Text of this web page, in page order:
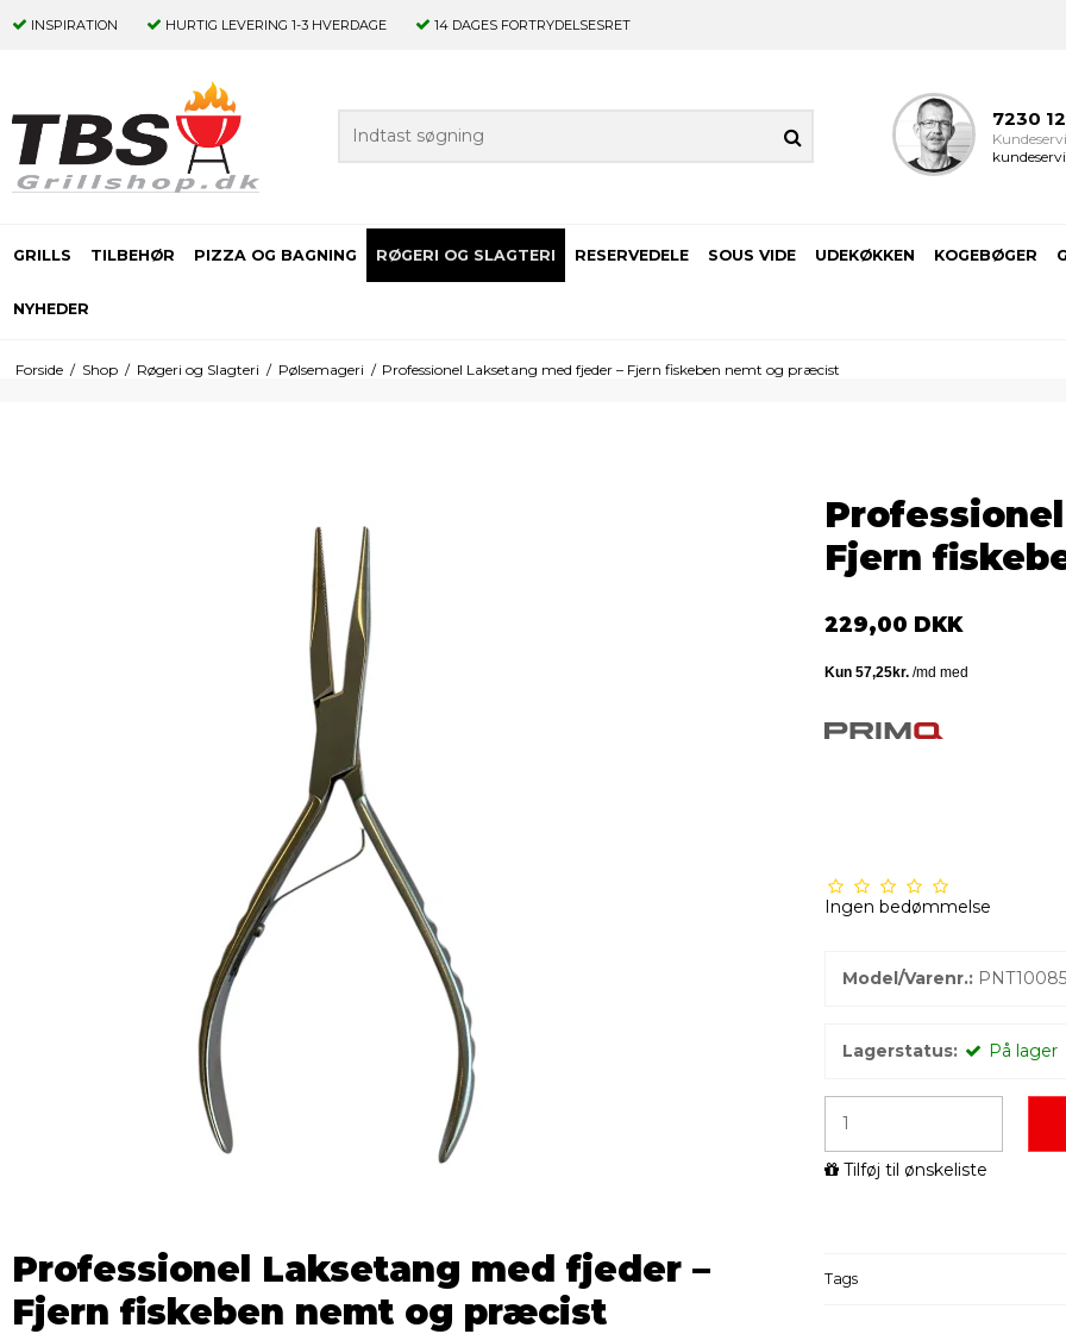
INSPIRATION HURTIG LEVERING 1-3 HVERDAGE 14 DAGES FORTRYDELSESRET
7230
GRILLS TILBEHØR PIZZA OG BAGNING RØGERI OG SLAGTERI RESERVEDELE SOUS VIDE UDEKØKKEN KOGEBØGER
NYHEDER
Forside / Shop / Røgeri og Slagteri / Pølsemageri / Professionel Laksetang med fjeder – Fjern fiskeben nemt og præcist
Professionel Laksetang med fjeder –
Fjern fiskeben nemt og præcist
Fjern
229,00 DKK
Ingen bedømmelse
Model/Varenr.: PNT10085
Lagerstatus: På lager
Tilføj til ønskeliste
Tags